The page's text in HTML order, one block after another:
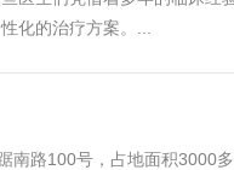
化的治疗方案。...
南路100号，占地面积3000